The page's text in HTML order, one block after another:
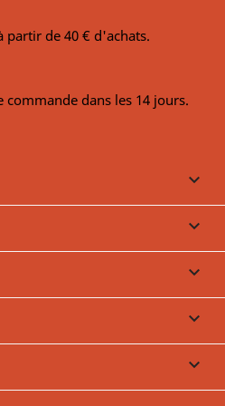
partir de 40 € d'achats.
dans les 14 jours.




